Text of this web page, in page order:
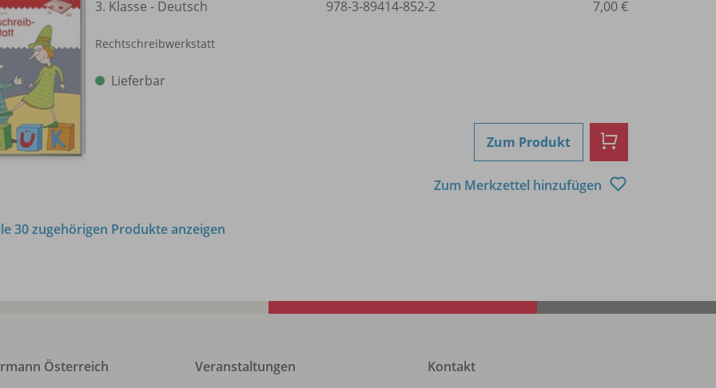
3. Klasse - Deutsch
Rechtschreibwerkstatt
Lieferbar
978-3-89414-852-2 7,00 €
Zum Produkt
Zum Merkzettel hinzufügen
30 zugehörigen Produkte anzeigen
Österreich Veranstaltungen Kontakt